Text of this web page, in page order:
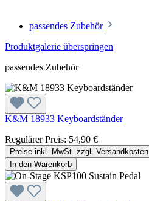
passendes Zubehör
Produktgalerie überspringen
passendes Zubehör
K&M 18933 Keyboardständer
Regulärer Preis: 54,90 €
Preise inkl. MwSt. zzgl. Versandkosten
In den Warenkorb